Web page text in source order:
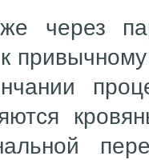
через